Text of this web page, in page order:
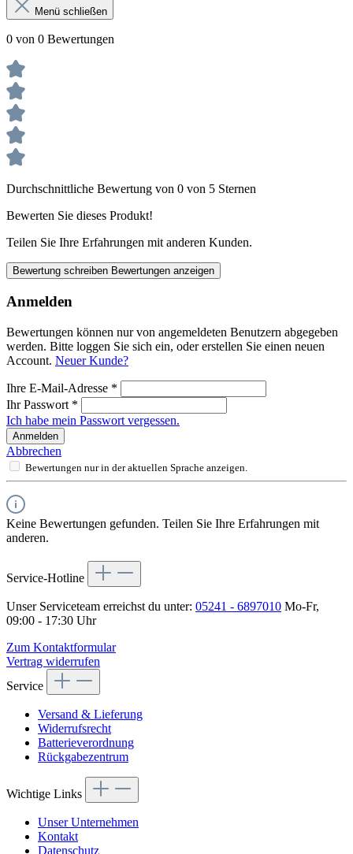
Menü schließen
0 von 0 Bewertungen
Durchschnittliche Bewertung von 0 von 5 Sternen
Bewerten Sie dieses Produkt!
Teilen Sie Ihre Erfahrungen mit anderen Kunden.
Bewertung schreiben Bewertungen anzeigen
Anmelden
Bewertungen können nur von angemeldeten Benutzern abgegeben
werden. Bitte loggen Sie sich ein, oder erstellen Sie einen neuen
Account. Neuer Kunde?
Ihre E-Mail-Adresse *
Ihr Passwort *
Ich habe mein Passwort vergessen.
Anmelden
Abbrechen
Bewertungen nur in der aktuellen Sprache anzeigen.
Keine Bewertungen gefunden. Teilen Sie Ihre Erfahrungen mit
anderen.
Service-Hotline
Unser Serviceteam erreichst du unter: 05241 - 6897010 Mo-Fr,
09:00 - 17:30 Uhr
Zum Kontaktformular
Vertrag widerrufen
Service
Versand & Lieferung
Widerrufsrecht
Batterieverordnung
Rückgabezentrum
Wichtige Links
Unser Unternehmen
Kontakt
Datenschutz